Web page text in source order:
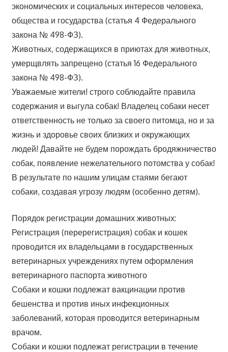
экономических и социальных интересов человека,
общества и государства (статья 4 Федерального
закона № 498-ФЗ).
Животных, содержащихся в приютах для животных,
умерщвлять запрещено (статья 16 Федерального
закона № 498-ФЗ).
Уважаемые жители! строго соблюдайте правила
содержания и выгула собак! Владелец собаки несет
ответственность не только за своего питомца, но и за
жизнь и здоровье своих близких и окружающих
людей! Давайте не будем порождать бродяжничество
собак, появление нежелательного потомства у собак!
В результате по нашим улицам стаями бегают
собаки, создавая угрозу людям (особенно детям).
Порядок регистрации домашних животных:
Регистрация (перерегистрация) собак и кошек
проводится их владельцами в государственных
ветеринарных учреждениях путем оформления
ветеринарного паспорта животного
Собаки и кошки подлежат вакцинации против
бешенства и против иных инфекционных
заболеваний, которая проводится ветеринарным
врачом.
Собаки и кошки подлежат регистрации в течение